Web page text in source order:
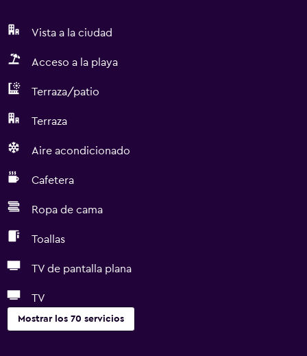
Vista a la ciudad
Acceso a la playa
Terraza/patio
Terraza
Aire acondicionado
Cafetera
Ropa de cama
Toallas
TV de pantalla plana
TV
Mostrar los 70 servicios